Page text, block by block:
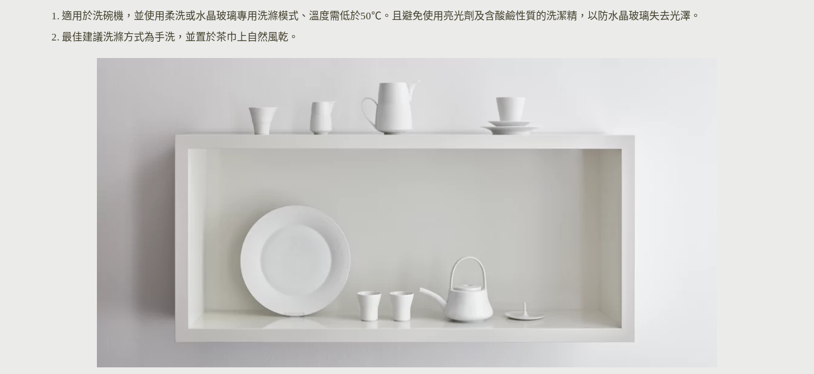
適用於洗碗機，並使用柔洗或水晶玻璃專用洗滌模式、溫度需低於50℃。且避免使用亮光劑及含酸鹼性質的洗潔精，以防水晶玻璃失去光澤。
最佳建議洗滌方式為手洗，並置於茶巾上自然風乾。